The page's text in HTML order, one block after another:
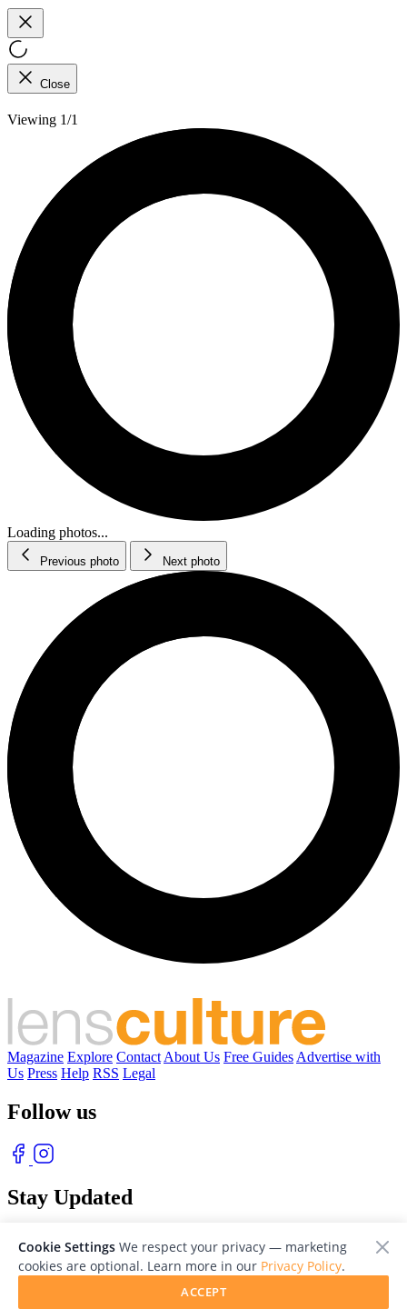
Close
Viewing 1/1
Loading photos...
Previous photo Next photo
Magazine Explore Contact About Us Free Guides Advertise with
Us Press Help RSS Legal
Follow us
Stay Updated
Cookie Settings We respect your privacy — marketing
cookies are optional. Learn more in our Privacy Policy.
ACCEPT